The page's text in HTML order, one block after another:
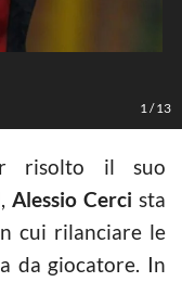
1 /13
risolto il suo
Alessio Cerci sta
cui rilanciare le
da giocatore. In